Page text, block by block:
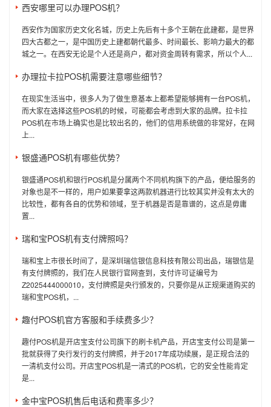
西安哪里可以办理POS机？
西安作为国家历史文化名城，历史上先后有十多个王朝在此建都，是世界
四大古都之一，是中国历史上建都朝代最多、时间最长、影响力最大的都
城之一。在西安无论是个人还是商户，都对资金周转有需求，所以个人...
办理拉卡拉POS机需要注意哪些细节？
在现实生活当中，很多人为了做生意基本上都希望能够拥有一台POS机，
而大家在选择这些POS机的时候，可能都会考虑到大家的品牌。拉卡拉
POS机在市场上确实也是比较出名的，他们的信用系统做的非常好，在网
上...
银盛通POS机有哪些优势？
银盛通POS机和银行POS机是分属两个不同机构旗下的产品，便给服务的
对象也是不一样的，用户如果要拿这两款机器进行比较其实并没有太大的
比较性，都有各自的优势和领域，至于机器是否是靠谱的，这点是毋庸
置...
瑞和宝POS机有支付牌照吗？
瑞和宝上市很长时间了，是深圳瑞信银信息科技有限公司出品，瑞银信是
有支付牌照的，我们在人民银行官网查到，支付许可证编号为
Z2025444000010，支付牌照是央行颁发的，只要你是从正规渠道购买的
瑞和宝POS机，...
趣付POS机官方客服和手续费多少？
趣付POS机是开店宝支付公司旗下的刷卡机产品，开店宝支付公司是第一
批就获得了央行发行的支付牌照，并于2017年成功续展，是正规合法的
一清机支付公司。开店宝POS机是一清式的POS机，它的安全性能肯定
是...
金中宝POS机售后电话和费率多少？